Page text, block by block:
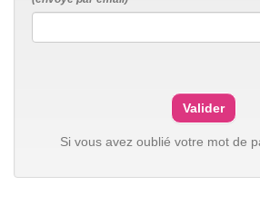
Si vous avez oublié votre mot de